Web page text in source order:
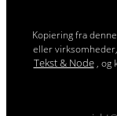
Kopiering fra
eller
Tekst & Node, og